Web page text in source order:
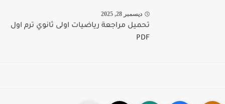
ديسمبر 28, 2025
تحميل مراجعة رياضيات اولى ثانوي ترم اول
PDF